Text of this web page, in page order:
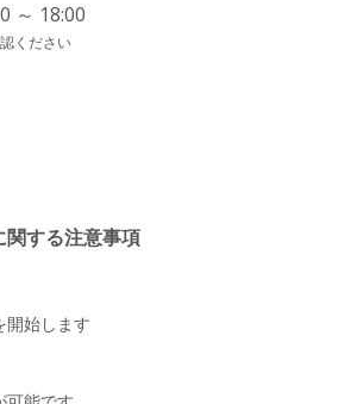
～ 18:00
ください
関する注意事項
開始します